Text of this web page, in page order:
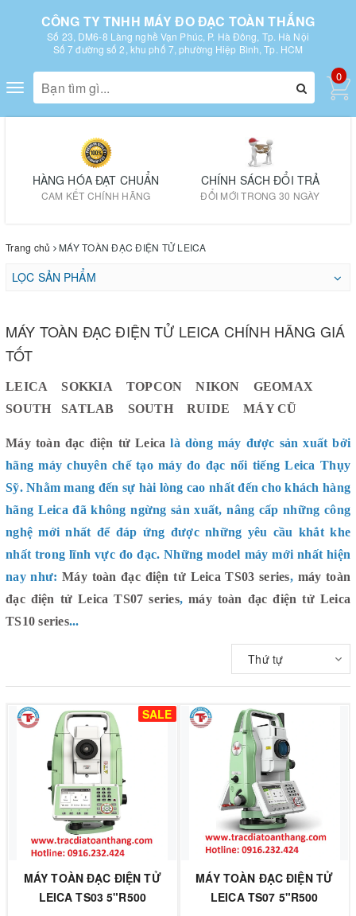
CÔNG TY TNHH MÁY ĐO ĐẠC TOÀN THẮNG
Số 23, DM6-8 Làng nghề Vạn Phúc, P. Hà Đông, Tp. Hà Nội
Số 7 đường số 2, khu phố 7, phường Hiệp Bình, Tp. HCM
Toggle
navigation
0
HÀNG HÓA ĐẠT CHUẨN
CAM KẾT CHÍNH HÃNG
CHÍNH SÁCH ĐỔI TRẢ
ĐỔI MỚI TRONG 30 NGÀY
Trang chủ MÁY TOÀN ĐẠC ĐIỆN TỬ LEICA
LỌC SẢN PHẨM
MÁY TOÀN ĐẠC ĐIỆN TỬ LEICA CHÍNH HÃNG GIÁ
TỐT
LEICA SOKKIA TOPCON NIKON
GEOMAX
SOUTH
SATLAB SOUTH RUIDE MÁY CŨ
Máy toàn đạc điện tử Leica là dòng máy được sản xuất bởi
hãng máy chuyên chế tạo máy đo đạc nổi tiếng Leica Thụy
Sỹ. Nhằm mang đến sự hài lòng cao nhất đến cho khách hàng
hãng Leica đã không ngừng sản xuất, nâng cấp những công
nghệ mới nhất để đáp ứng được những yêu cầu khắt khe
nhất trong lĩnh vực đo đạc. Những model máy mới nhất hiện
nay như:Máy toàn đạc điện tử Leica TS03 series, máy toàn
đạc điện tử Leica TS07 series, máy toàn đạc điện tử Leica
TS10 series...
Thứ tự
SALE
MÁY TOÀN ĐẠC ĐIỆN TỬ
LEICA TS03 5"R500
MÁY TOÀN ĐẠC ĐIỆN TỬ
LEICA TS07 5"R500